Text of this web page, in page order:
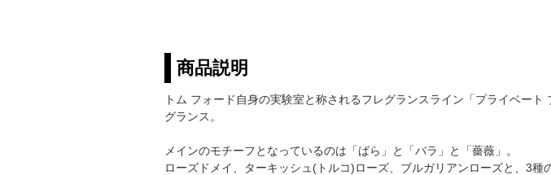
商品説明
トム フォード自身の実験室と称されるフレグランスライン「プライベー
グランス。
メインのモチーフとなっているのは「ばら」と「バラ」と「薔薇」。
ローズドメイ、ターキッシュ(トルコ)ローズ、ブルガリアンローズと、3種